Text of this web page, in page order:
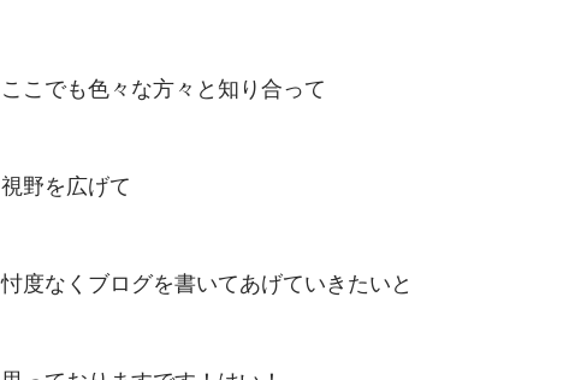
ここでも色々な方々と知り合って
視野を広げて
忖度なくブログを書いてあげていきたいと